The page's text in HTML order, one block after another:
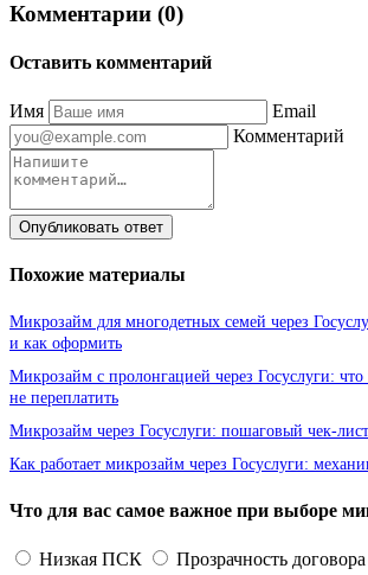
Комментарии (0)
Оставить комментарий
Имя
Email
Комментарий
Опубликовать ответ
Похожие материалы
Микрозайм для многодетных семей через
и как оформить
Микрозайм с пролонгацией через Госуслуги:
не переплатить
Микрозайм через Госуслуги: пошаговый чек-лист
Как работает микрозайм через Госуслуги:
Что для вас самое важное при выборе
Низкая ПСК Прозрачность договора